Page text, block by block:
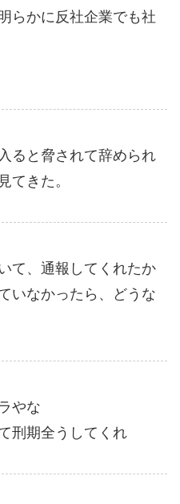
らかに反社企業でも社
ると脅されて辞められ
てきた。
て、通報してくれたか
いなかったら、どうな
やな
刑期全うしてくれ